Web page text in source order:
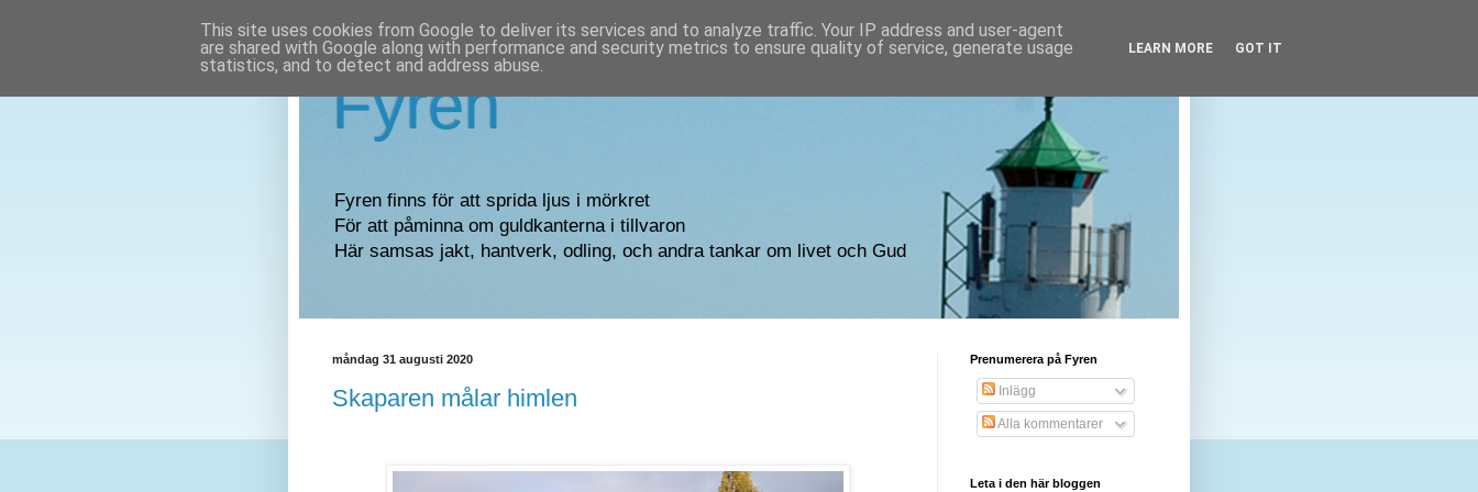
Fyren
Fyren finns för att sprida ljus i mörkret
För att påminna om guldkanterna i tillvaron
Här samsas jakt, hantverk, odling, och andra tankar om livet och Gud
måndag 31 augusti 2020
Skaparen målar himlen
Prenumerera på Fyren
Inlägg
Alla kommentarer
Leta i den här bloggen
This site uses cookies from Google to deliver its services and to analyze traffic. Your IP address and user-agent
are shared with Google along with performance and security metrics to ensure quality of service, generate usage
statistics, and to detect and address abuse.
LEARN MORE GOT IT